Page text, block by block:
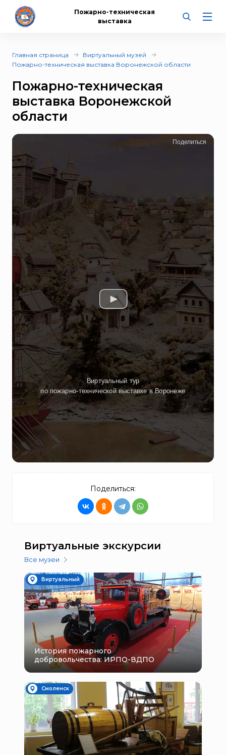
Пожарно-техническая
выставка
Главная страница
Виртуальный музей
Пожарно-техническая выставка Воронежской области
Пожарно-техническая
выставка Воронежской
области
Поделиться:
Виртуальные экскурсии
Все музеи
Виртуальный
История пожарного
добровольчества: ИРПО-ВДПО
Смоленск